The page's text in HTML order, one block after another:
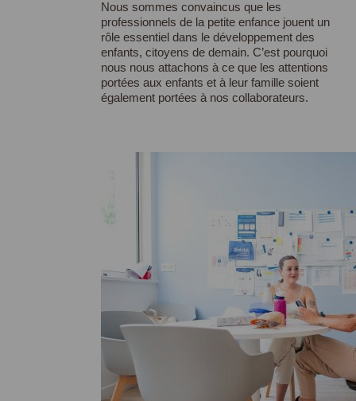
Nous sommes convaincus que les
professionnels de la petite enfance jouent un
rôle essentiel dans le développement des
enfants, citoyens de demain. C’est pourquoi
nous nous attachons à ce que les attentions
portées aux enfants et à leur famille soient
également portées à nos collaborateurs.